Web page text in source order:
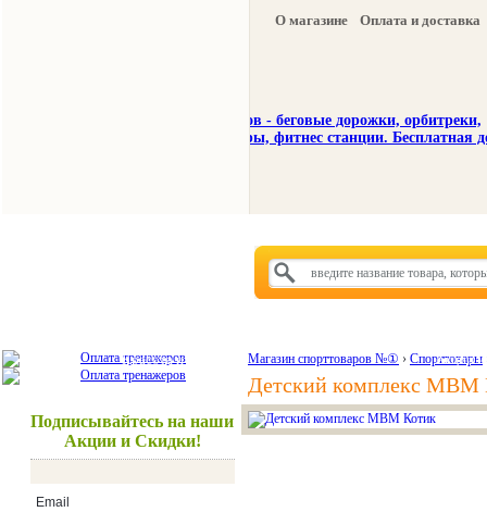
О магазине Оплата и доставка
Красота и здоровье Акции и
Подписывайтесь на наши
Акции и Скидки!
Email
Магазин спорттоваров №① › Спорттовары
Детский комплекс МВМ